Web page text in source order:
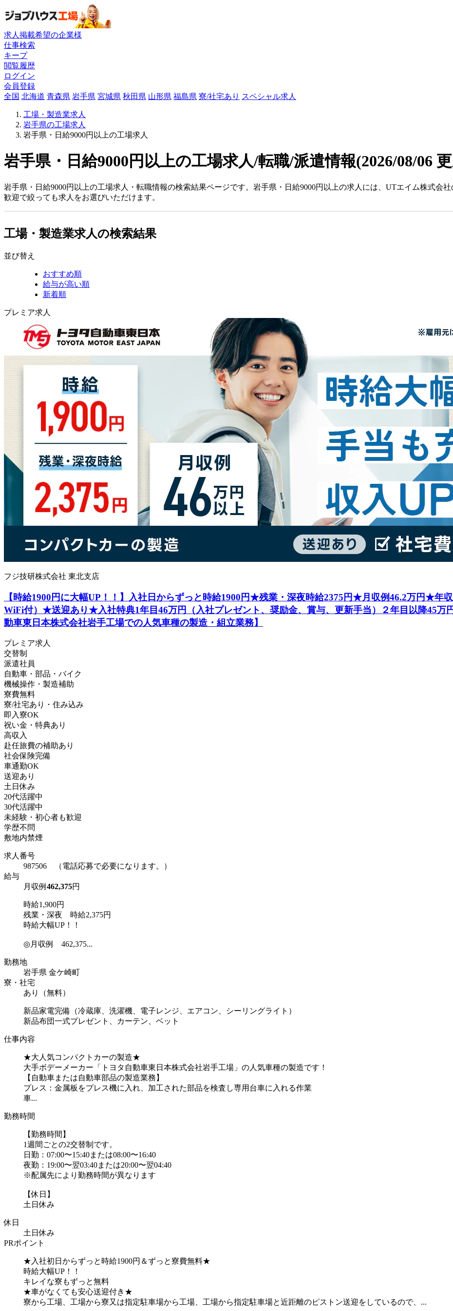
求人掲載希望の企業様
仕事検索
キープ
閲覧履歴
ログイン
会員登録
全国 北海道 青森県 岩手県 宮城県 秋田県 山形県 福島県 寮/社宅あり スペシャル求人
工場・製造業求人
岩手県の工場求人
岩手県・日給9000円以上の工場求人
岩手県・日給9000円以上の工場求人/転職/派遣情報(2026/08/06
岩手県・日給9000円以上の工場求人・転職情報の検索結果ページです。岩手県・日給9000円以上の求人には、UTエイム株式会
歓迎で絞っても求人をお選びいただけます。
工場・製造業求人の検索結果
並び替え
おすすめ順
給与が高い順
新着順
プレミア求人
フジ技研株式会社 東北支店
【時給1900円に大幅UP！！】入社日からずっと時給1900円★残業・深夜時給2375円★月収例46.2万円★年
WiFi付）★送迎あり★入社特典1年目46万円（入社プレゼント、奨励金、賞与、更新手当）２年目以降45万
動車東日本株式会社岩手工場での人気車種の製造・組立業務】
プレミア求人
交替制
派遣社員
自動車・部品・バイク
機械操作・製造補助
寮費無料
寮/社宅あり・住み込み
即入寮OK
祝い金・特典あり
高収入
赴任旅費の補助あり
社会保険完備
車通勤OK
送迎あり
土日休み
20代活躍中
30代活躍中
未経験・初心者も歓迎
学歴不問
敷地内禁煙
求人番号
987506 （電話応募で必要になります。）
給与
月収例 462,375円
時給1,900円
残業・深夜 時給2,375円
時給大幅UP！！
◎月収例 462,375...
勤務地
岩手県 金ケ崎町
寮・社宅
あり（無料）
新品家電完備（冷蔵庫、洗濯機、電子レンジ、エアコン、シーリングライト）
新品布団一式プレゼント、カーテン、ベット
仕事内容
★大人気コンパクトカーの製造★
大手ボデーメーカー「トヨタ自動車東日本株式会社岩手工場」の人気車種の製造です！
【自動車または自動車部品の製造業務】
プレス：金属板をプレス機に入れ、加工された部品を検査し専用台車に入れる作業
車...
勤務時間
【勤務時間】
1週間ごとの2交替制です。
日勤：07:00〜15:40または08:00〜16:40
夜勤：19:00〜翌03:40または20:00〜翌04:40
※配属先により勤務時間が異なります
【休日】
土日休み
休日
土日休み
PRポイント
★入社初日からずっと時給1900円＆ずっと寮費無料★
時給大幅UP！！
キレイな寮もずっと無料
★車がなくても安心送迎付き★
寮から工場、工場から寮又は指定駐車場から工場、工場から指定駐車場と近距離のピストン送迎をしているので、...